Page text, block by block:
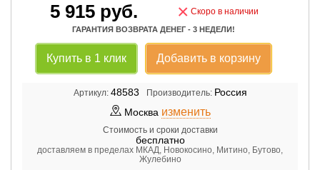
5 915руб. × Скоро в наличии
ГАРАНТИЯ ВОЗВРАТА ДЕНЕГ - 3 НЕДЕЛИ!
Купить в 1 клик Добавить в корзину
Артикул: 48583 Производитель: Россия
Москва изменить
Стоимость и сроки доставки
бесплатно
доставляем в пределах МКАД, Новокосино, Митино, Бутово,
Жулебино